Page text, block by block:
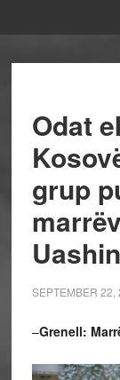
Odat
grup
SEPTEMBER 22,
–Grenell: